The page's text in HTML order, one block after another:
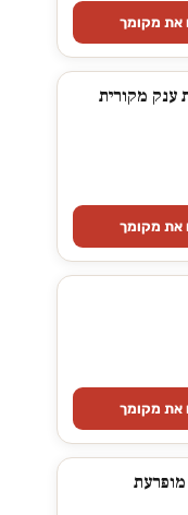
את מקומך
ענק מקורית
את מקומך
את מקומך